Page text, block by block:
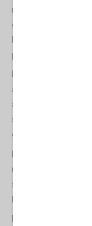
nel teatro di guerra
grande disastro di
perpetua.
attacchi diretti degli
a tempo debito. Ciò
semi-monopolio
occidentale.
regionali di transito
strati di corridoi